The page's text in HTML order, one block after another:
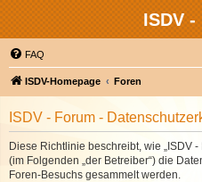
ISDV -
FAQ
ISDV-Homepage Foren
ISDV - Forum -
Diese Richtlinie beschreibt, wie „ISDV -
(im Folgenden „der Betreiber“) die
Foren-Besuchs gesammelt werden.